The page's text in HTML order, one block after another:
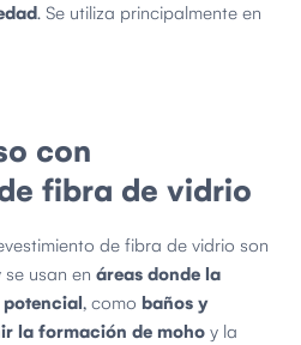
. Se utiliza principalmente en
con
fibra de vidrio
de fibra de vidrio son
usan en áreas donde la
, como baños y
la formación de moho y la